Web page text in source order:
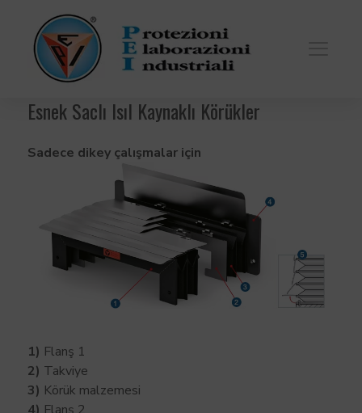
Esnek Saclı Isıl Kaynaklı Körükler
Sadece dikey çalışmalar için
1) Flanş 1
2) Takviye
3) Körük malzemesi